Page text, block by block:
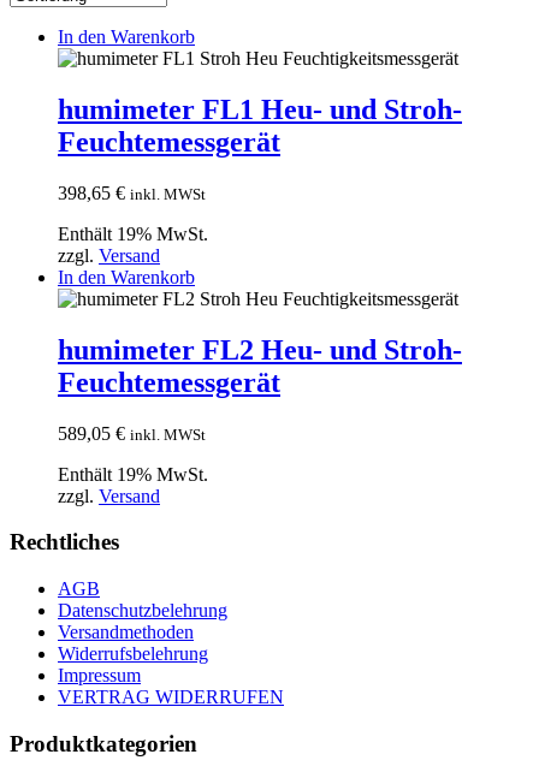
In den Warenkorb
humimeter FL1 Heu- und Stroh-
Feuchtemessgerät
398,65 € inkl. MWSt
Enthält 19% MwSt.
zzgl. Versand
In den Warenkorb
humimeter FL2 Heu- und Stroh-
Feuchtemessgerät
589,05 € inkl. MWSt
Enthält 19% MwSt.
zzgl. Versand
Rechtliches
AGB
Datenschutzbelehrung
Versandmethoden
Widerrufsbelehrung
Impressum
VERTRAG WIDERRUFEN
Produktkategorien